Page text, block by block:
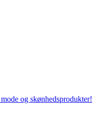
og skønhedsprodukter!